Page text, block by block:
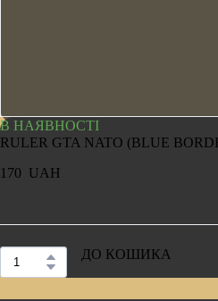
В НАЯВНОСТІ
RULER GTA NATO (BLUE
170  UAH
ДО КОШИКА